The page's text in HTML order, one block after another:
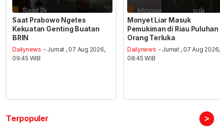
Saat Prabowo Ngetes
Kekuatan Genting Buatan
BRIN
Dailynews - Jumat , 07 Aug 2026,
09:45 WIB
Monyet Liar Masuk
Pemukiman di Riau Puluhan
Orang Terluka
Dailynews - Jumat , 07 Aug 2026,
08:45 WIB
Terpopuler >